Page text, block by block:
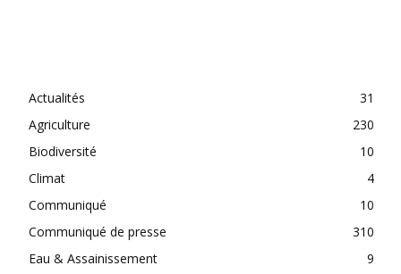
Actualités
31
Agriculture
230
Biodiversité
10
Climat
4
Communiqué
10
Communiqué de presse
310
Eau & Assainissement
9